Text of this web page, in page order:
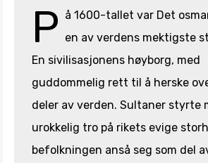
P å 1600-tallet var Det
en av verdens mektigste
En sivilisasjonens høyborg, med
guddommelig rett til å herske
deler av verden. Sultaner styrte
urokkelig tro på rikets evige
befolkningen anså seg som del